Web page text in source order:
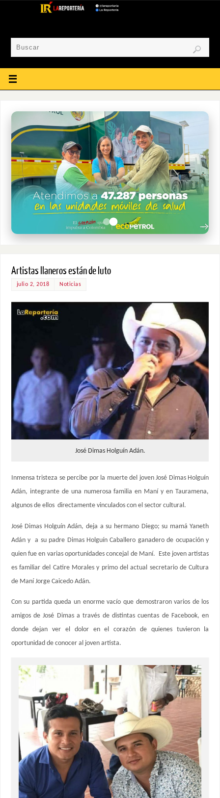
Artistas llaneros están de luto
julio 2, 2018 Noticias
José Dimas Holguín Adán.
Inmensa tristeza se percibe por la muerte del joven José Dimas Holguín
Adán, integrante de una numerosa familia en Maní y en Tauramena,
algunos de ellos directamente vinculados con el sector cultural.
José Dimas Holguín Adán, deja a su hermano Diego; su mamá Yaneth
Adán y a su padre Dimas Holguín Caballero ganadero de ocupación y
quien fue en varias oportunidades concejal de Maní. Este joven artistas
es familiar del Catire Morales y primo del actual secretario de Cultura
de Maní Jorge Caicedo Adán.
Con su partida queda un enorme vacío que demostraron varios de los
amigos de José Dimas a través de distintas cuentas de Facebook, en
donde dejan ver el dolor en el corazón de quienes tuvieron la
oportunidad de conocer al joven artista.